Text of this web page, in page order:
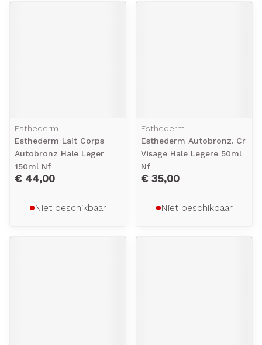
Esthederm
Esthederm Lait Corps
Autobronz Hale Leger
150ml Nf
€ 44,00
Niet beschikbaar
Esthederm
Esthederm Autobronz. Cr
Visage Hale Legere 50ml
Nf
€ 35,00
Niet beschikbaar